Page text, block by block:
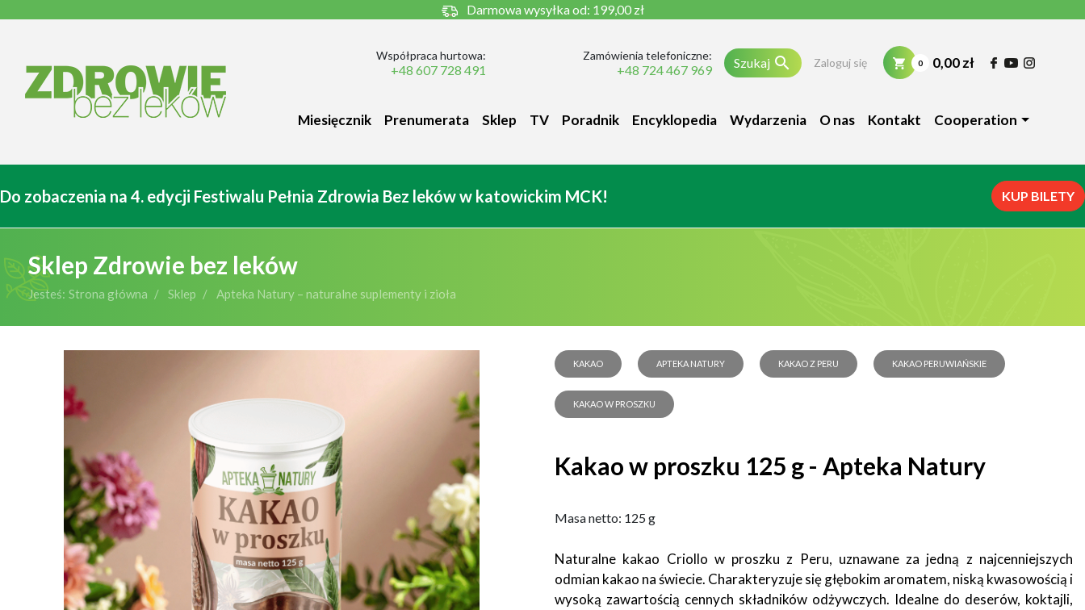
Darmowa wysyłka od: 199,00 zł
Współpraca hurtowa:
+48 607 728 491
Zamówienia telefoniczne:
+48 724 467 969 Szukaj  Zaloguj się 0 0,00 zł
Miesięcznik Prenumerata Sklep TV Poradnik Encyklopedia Wydarzenia O nas Kontakt Cooperation
Do zobaczenia na 4. edycji Festiwalu Pełnia Zdrowia Bez leków w katowickim MCK! KUP BILETY
Sklep Zdrowie bez leków
Jesteś: Strona główna Sklep Apteka Natury – naturalne suplementy i zioła
KAKAO APTEKA NATURY KAKAO Z PERU KAKAO PERUWIAŃSKIE
KAKAO W PROSZKU
Kakao w proszku 125 g - Apteka Natury
Masa netto: 125 g
Naturalne kakao Criollo w proszku z Peru, uznawane za jedną z najcenniejszych
odmian kakao na świecie. Charakteryzuje się głębokim aromatem, niską kwasowością i
wysoką zawartością cennych składników odżywczych. Idealne do deserów, koktajli,